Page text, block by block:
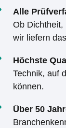
Alle
Ob Dichtheit,
wir liefern
Höchste
Technik, auf
können.
Über 50